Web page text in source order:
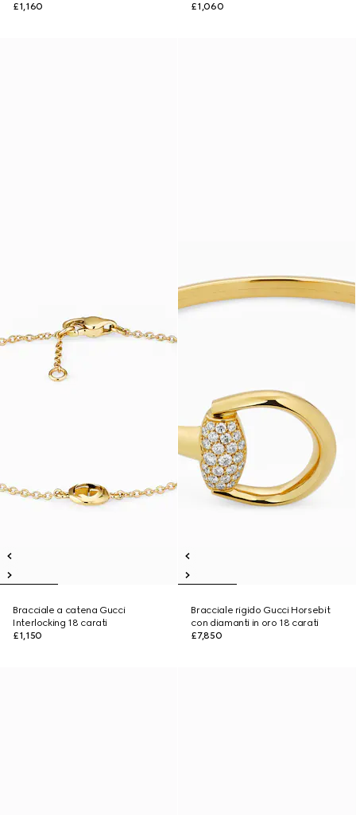
£1,160
£1,060
Bracciale a catena Gucci
Interlocking 18 carati
£1,150
Bracciale rigido Gucci Horsebit
con diamanti in oro 18 carati
£7,850